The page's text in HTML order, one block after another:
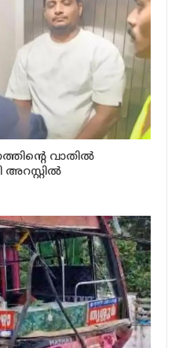
വാതിൽ
അറസ്റ്റിൽ